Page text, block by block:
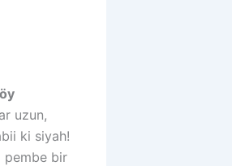
uzun,
ki siyah!
pembe bir